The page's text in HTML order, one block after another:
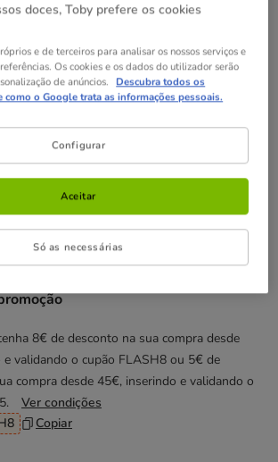
8€ de desconto na sua compra desde
e validando o cupão FLASH8 ou 5€ de
compra desde 45€, inserindo e validando o
Ver condições
Copiar
doces, Toby prefere os cookies
e de terceiros para analisar os nossos serviços e
Os cookies e os dados do utilizador serão
de anúncios. Descubra todos os
como o Google trata as informações pessoais.
Configurar
Só as necessárias
Aceitar